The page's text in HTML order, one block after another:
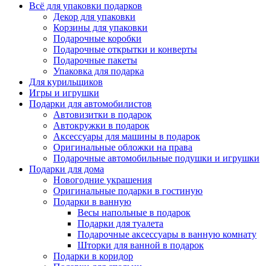
Всё для упаковки подарков
Декор для упаковки
Корзины для упаковки
Подарочные коробки
Подарочные открытки и конверты
Подарочные пакеты
Упаковка для подарка
Для курильщиков
Игры и игрушки
Подарки для автомобилистов
Автовизитки в подарок
Автокружки в подарок
Аксессуары для машины в подарок
Оригинальные обложки на права
Подарочные автомобильные подушки и игрушки
Подарки для дома
Новогодние украшения
Оригинальные подарки в гостиную
Подарки в ванную
Весы напольные в подарок
Подарки для туалета
Подарочные аксессуары в ванную комнату
Шторки для ванной в подарок
Подарки в коридор